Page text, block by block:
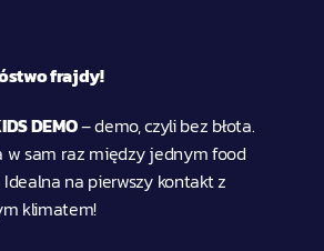
frajdy!
DEMO – demo, czyli bez błota.
w sam raz między jednym food
na pierwszy kontakt z
klimatem!